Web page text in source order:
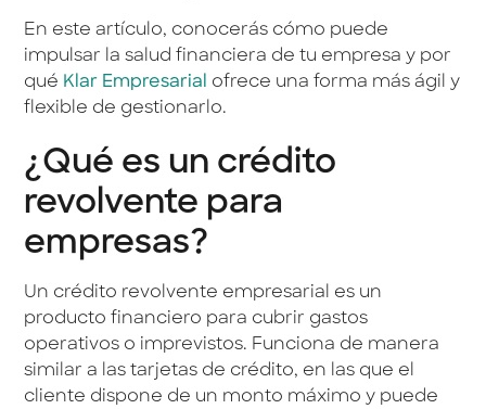
En este artículo, conocerás cómo puede
impulsar la salud financiera de tu empresa y por
qué Klar Empresarial ofrece una forma más ágil y
flexible de gestionarlo.
¿Qué es un crédito
revolvente para
empresas?
Un crédito revolvente empresarial es un
producto financiero para cubrir gastos
operativos o imprevistos. Funciona de manera
similar a las tarjetas de crédito, en las que el
cliente dispone de un monto máximo y puede